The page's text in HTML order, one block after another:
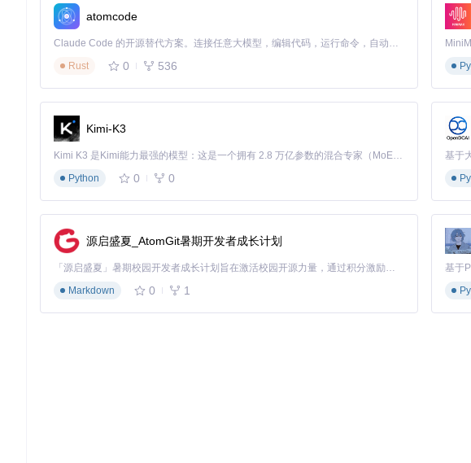
atomcode
Claude Code 的开源替代方案。连接任意大模型，编辑代码，运行命令，自动验证 — 全自动执行。用 Rust 构建，极致性能。 ｜ An open-source alternative to Claude Code. Connect any LLM, edit code, run commands, and verify changes — autonomously. Built in Rust for speed. Get Started
Rust
0 536
Kimi-K3
Kimi K3 是Kimi能力最强的模型：这是一个拥有 2.8 万亿参数的混合专家（MoE）模型，具备原生视觉理解能力，并支持 100 万 token 的上下文窗口。
Python
0 0
基于
源启盛夏_AtomGit暑期开发者成长计划
「源启盛夏」暑期校园开发者成长计划旨在激活校园开源力量，通过积分激励、认证扶持、资源倾斜等形式，引导高校组织和开发者完成「入驻 — 建项目 — 做贡献 — 获认证 — 得资源」的完整闭环。无论你是想带领社团入驻平台的组织者，还是希望用代码贡献证明自己的开发者，都能在这里找到属于你的成长路径。
Markdown
0 1